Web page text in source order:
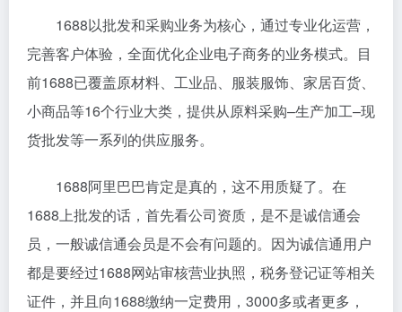
1688以批发和采购业务为核心，通过专业化运营，
完善客户体验，全面优化企业电子商务的业务模式。目
前1688已覆盖原材料、工业品、服装服饰、家居百货、
小商品等16个行业大类，提供从原料采购–生产加工–现
货批发等一系列的供应服务。
1688阿里巴巴肯定是真的，这不用质疑了。在
1688上批发的话，首先看公司资质，是不是诚信通会
员，一般诚信通会员是不会有问题的。因为诚信通用户
都是要经过1688网站审核营业执照，税务登记证等相关
证件，并且向1688缴纳一定费用，3000多或者更多，